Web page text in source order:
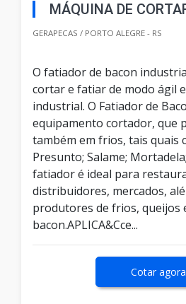
MÁQUINA DE
GERAPECAS / PORTO ALEGRE - RS
O fatiador de bacon
cortar e fatiar de modo ágil
industrial. O Fatiador de
equipamento cortador, que
também em frios, tais quais
Presunto; Salame;
fatiador é ideal para
distribuidores, mercados,
produtores de frios, queijos
bacon.APLICA&Cce...
Cotar agora